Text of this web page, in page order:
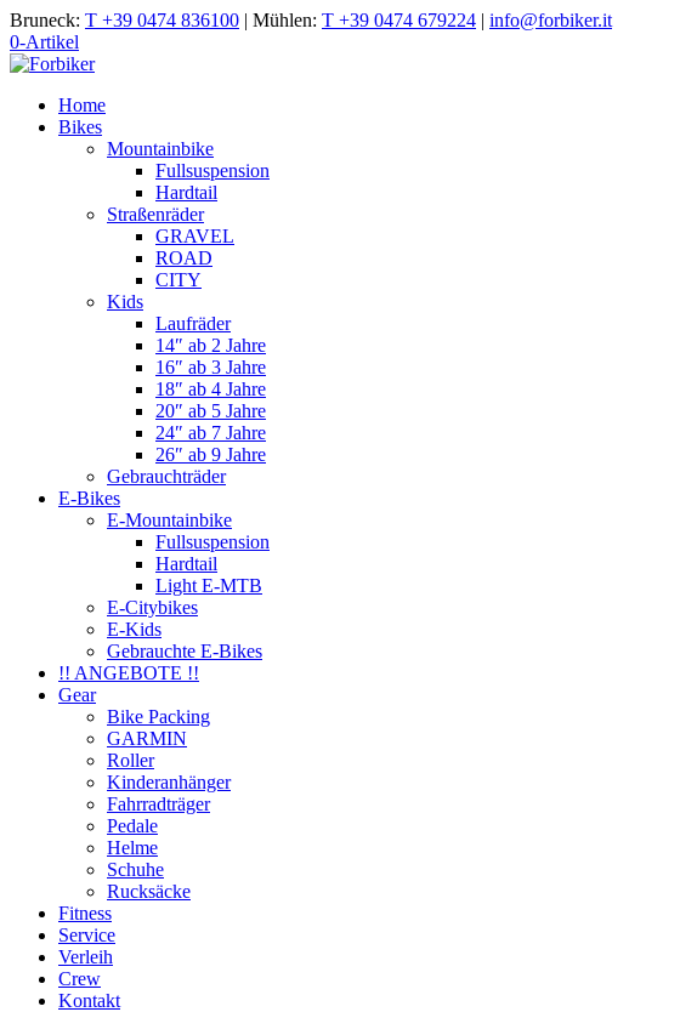
Bruneck: T +39 0474 836100 | Mühlen: T +39 0474 679224 | info@forbiker.it
0-Artikel
Home
Bikes
Mountainbike
Fullsuspension
Hardtail
Straßenräder
GRAVEL
ROAD
CITY
Kids
Laufräder
14″ ab 2 Jahre
16″ ab 3 Jahre
18″ ab 4 Jahre
20″ ab 5 Jahre
24″ ab 7 Jahre
26″ ab 9 Jahre
Gebrauchträder
E-Bikes
E-Mountainbike
Fullsuspension
Hardtail
Light E-MTB
E-Citybikes
E-Kids
Gebrauchte E-Bikes
!! ANGEBOTE !!
Gear
Bike Packing
GARMIN
Roller
Kinderanhänger
Fahrradträger
Pedale
Helme
Schuhe
Rucksäcke
Fitness
Service
Verleih
Crew
Kontakt